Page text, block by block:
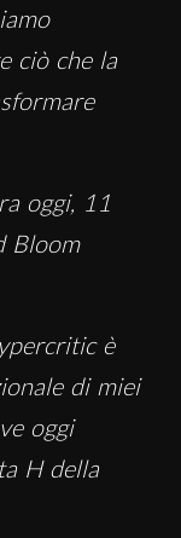
ciò che la
oggi, 11
Bloom
è
di miei
oggi
H della